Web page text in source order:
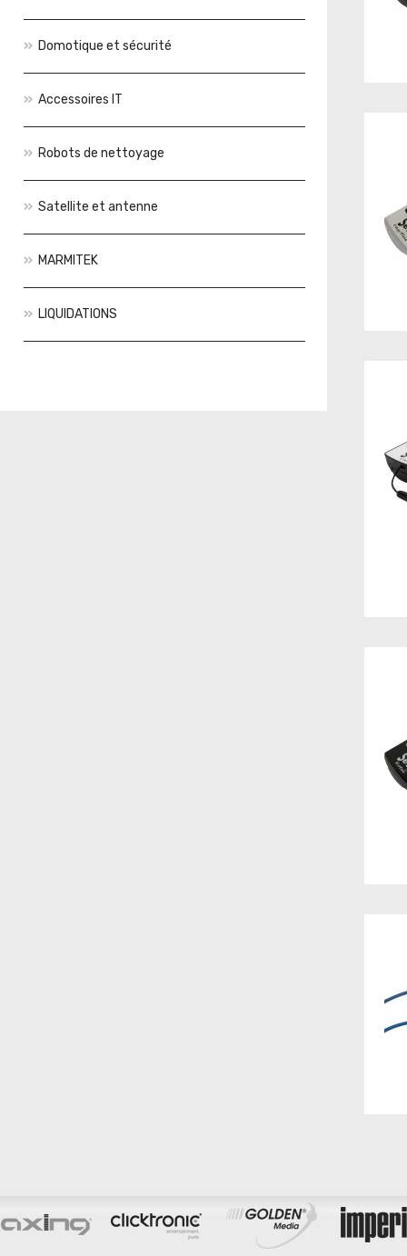
Domotique et sécurité
Accessoires IT
Robots de nettoyage
Satellite et antenne
MARMITEK
LIQUIDATIONS